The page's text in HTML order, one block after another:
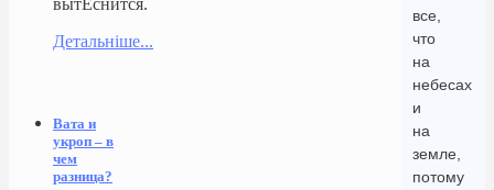
все,
что
на
небесах
и
на
земле,
потому
вытЕснится.
Детальніше...
Вата и
укроп – в
чем
разница?